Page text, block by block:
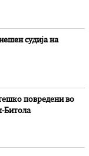
судија на
повредени во
Битола